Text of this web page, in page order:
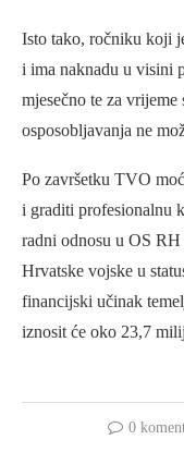
Isto tako, ročniku koji
i ima naknadu u visini
mjesečno te za
osposobljavanja ne
Po završetku TVO
i graditi profesionalnu
radni odnosu u OS
Hrvatske vojske u
financijski učinak
iznosit će oko 23,7
0